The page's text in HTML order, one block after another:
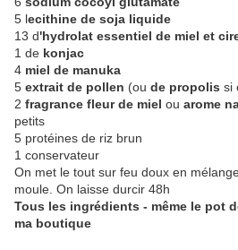
5 lecithine de soja liquide
13 d'hydrolat essentiel de miel et
1 de konjac
4 miel de manuka
5 extrait de pollen (ou de propolis si
2 fragrance fleur de miel ou arome
petits
5 protéines de riz brun
1 conservateur
On met le tout sur feu doux en
moule. On laisse durcir 48h
Tous les ingrédients - même le pot
ma boutique